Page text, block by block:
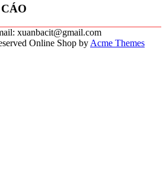
xuanbacit@gmail.com
Online Shop by Acme Themes